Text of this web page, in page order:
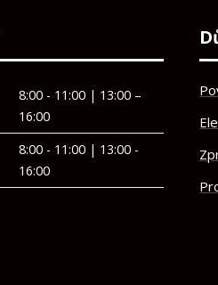
8:00 - 11:00 | 13:00 –
16:00
8:00 - 11:00 | 13:00 -
16:00